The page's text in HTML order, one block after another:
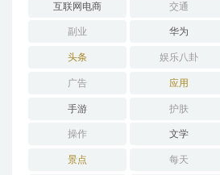
互联网电商 交通
副业 华为
头条 娱乐八卦
广告 应用
手游 护肤
操作 文学
景点 每天